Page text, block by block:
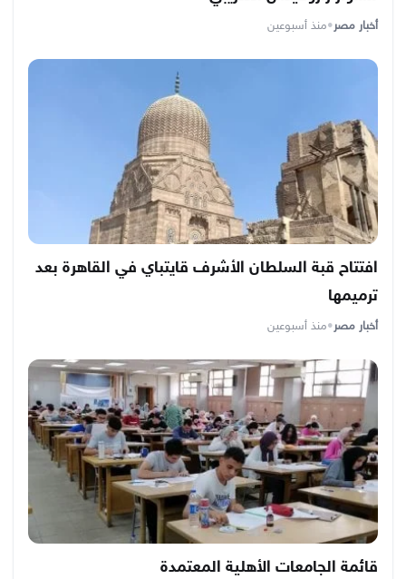
أخبار مصر•منذ أسبوعين
افتتاح قبة السلطان الأشرف قايتباي في القاهرة بعد
ترميمها
أخبار مصر•منذ أسبوعين
قائمة الجامعات الأهلية المعتمدة